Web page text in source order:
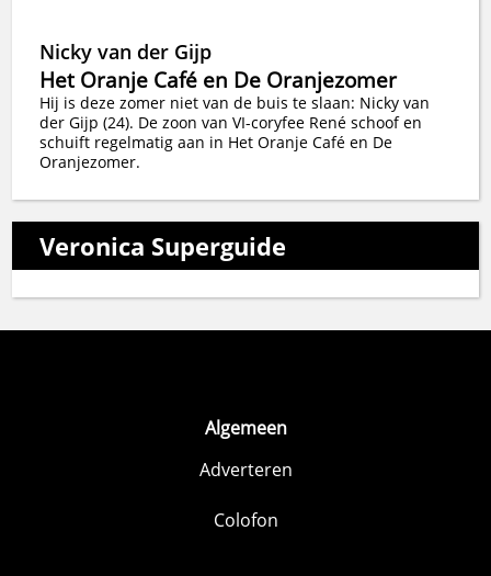
Nicky van der Gijp
Het Oranje Café en De Oranjezomer
Hij is deze zomer niet van de buis te slaan: Nicky van
der Gijp (24). De zoon van VI-coryfee René schoof en
schuift regelmatig aan in Het Oranje Café en De
Oranjezomer.
Veronica Superguide
Algemeen
Adverteren
Colofon